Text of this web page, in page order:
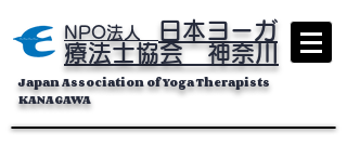
NPO法人
日本ヨーガ
療法士協会 神奈川
Japan Association of Yoga Therapists
KANAGAWA